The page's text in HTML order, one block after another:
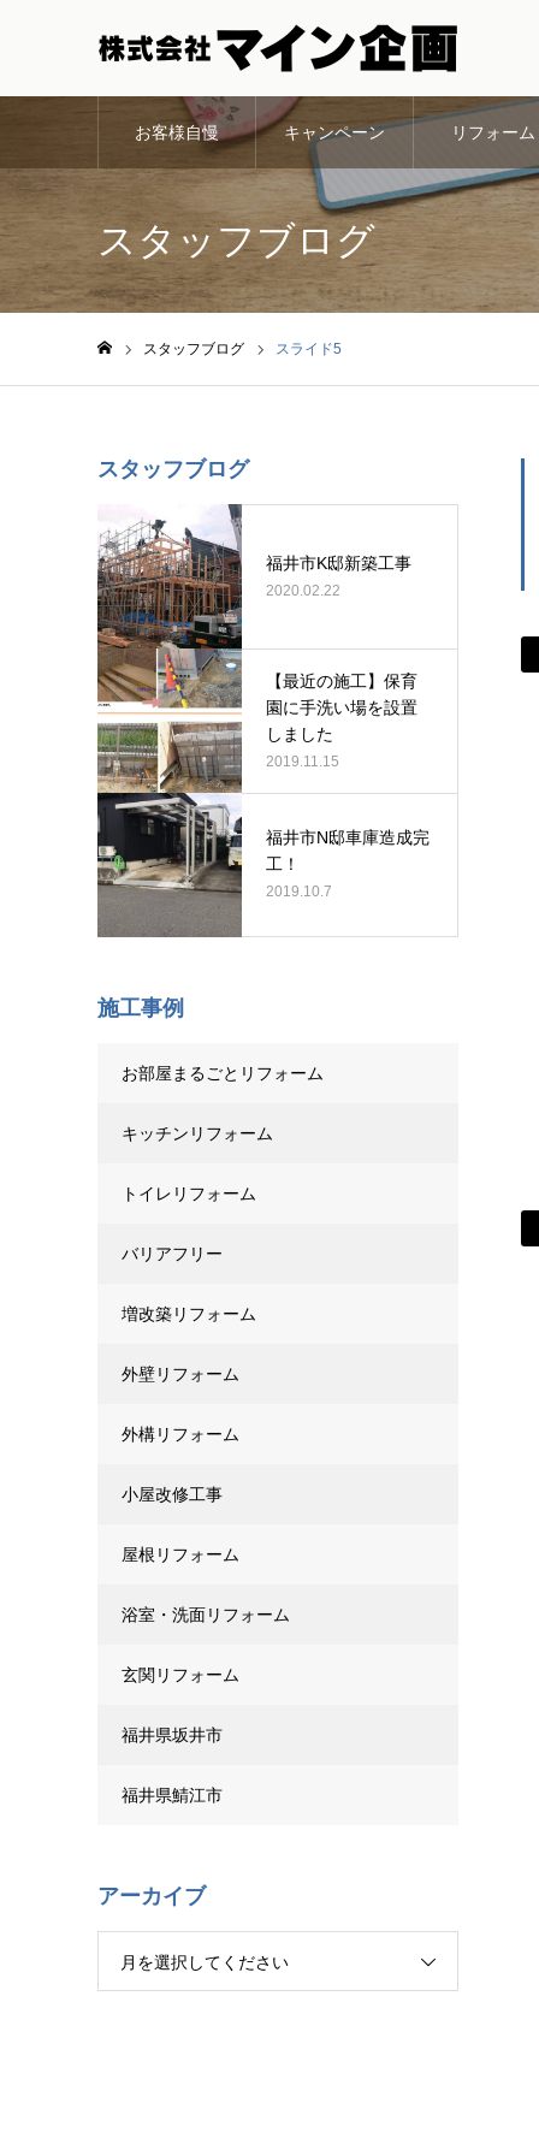
お客様自慢 キャンペーン リフォーム
スタッフブログ
スタッフブログ スライド5
スタッフブログ
福井市K邸新築工事
2020.02.22
【最近の施工】保育
園に手洗い場を設置
しました
2019.11.15
福井市N邸車庫造成完
工！
2019.10.7
施工事例
お部屋まるごとリフォーム
キッチンリフォーム
トイレリフォーム
バリアフリー
増改築リフォーム
外壁リフォーム
外構リフォーム
小屋改修工事
屋根リフォーム
浴室・洗面リフォーム
玄関リフォーム
福井県坂井市
福井県鯖江市
アーカイブ
月を選択してください